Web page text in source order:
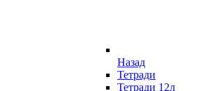
Назад
Тетради
Тетради 12л